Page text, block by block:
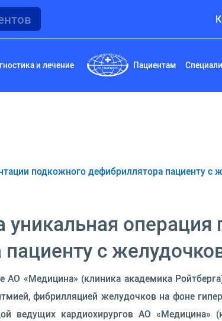
и лечение Пациентам
подкожного дефибриллятора пациенту с
операция
с
«Медицина» (клиника академика
фибрилляцией желудочков на фоне
ведущих кардиохирургов АО «Медицина»